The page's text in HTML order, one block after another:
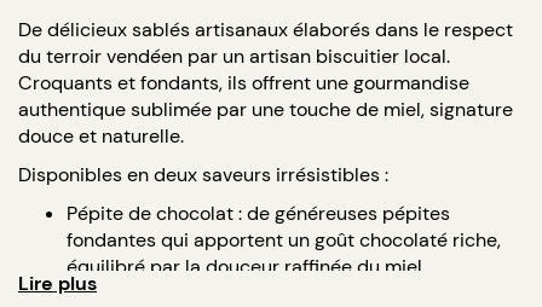
De délicieux sablés artisanaux élaborés dans le respect
du terroir vendéen par un artisan biscuitier local.
Croquants et fondants, ils offrent une gourmandise
authentique sublimée par une touche de miel, signature
douce et naturelle.
Disponibles en deux saveurs irrésistibles :
Pépite de chocolat : de généreuses pépites
fondantes qui apportent un goût chocolaté riche,
équilibré par la douceur raffinée du miel.
Caramel beurre salé & cacahuète : un mélange
Lire plus